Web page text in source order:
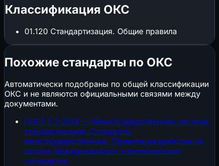
Классификация ОКС
01.120 Стандартизация. Общие правила
Похожие стандарты по ОКС
Автоматически подобраны по общей классификации
ОКС и не являются официальными связями между
документами.
ГОСТ 1.3-2014 — Межгосударственная система
стандартизации. Стандарты
межгосударственные. Правила разработки на
основе международных и региональных
стандартов